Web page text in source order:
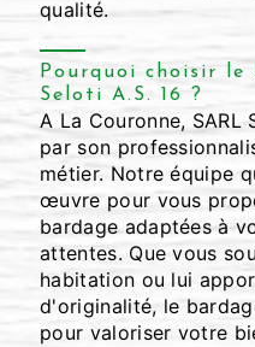
qualité.
Pourquoi choisir le
Seloti A.S. 16 ?
A La Couronne, SARL
par son
métier. Notre équipe
œuvre pour vous
bardage adaptées à
attentes. Que vous
habitation ou lui
d'originalité, le
pour valoriser votre